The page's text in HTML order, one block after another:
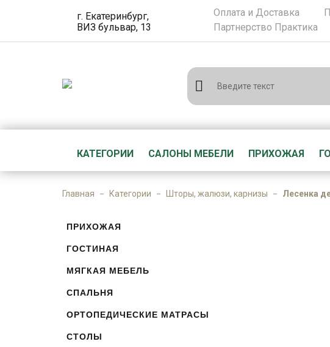
г. Екатеринбург,
ВИЗ бульвар, 13
Оплата и Доставка
Партнерство Практика
КАТЕГОРИИ САЛОНЫ МЕБЕЛИ ПРИХОЖАЯ
Главная Категории Шторы, жалюзи, карнизы Лесенка
ПРИХОЖАЯ
ГОСТИНАЯ
МЯГКАЯ МЕБЕЛЬ
СПАЛЬНЯ
ОРТОПЕДИЧЕСКИЕ МАТРАСЫ
СТОЛЫ